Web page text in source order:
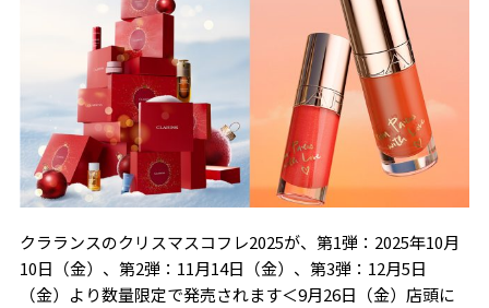
クラランスのクリスマスコフレ2025が、第1弾：2025年10月
10日（金）、第2弾：11月14日（金）、第3弾：12月5日
（金）より数量限定で発売されます＜9月26日（金）店頭に